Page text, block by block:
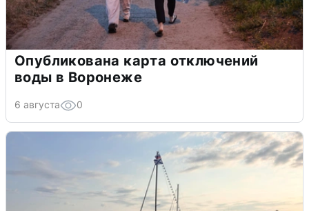
Опубликована карта отключений
воды в Воронеже
6 августа 0